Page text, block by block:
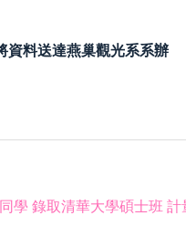
資料送達燕巢觀光系系辦